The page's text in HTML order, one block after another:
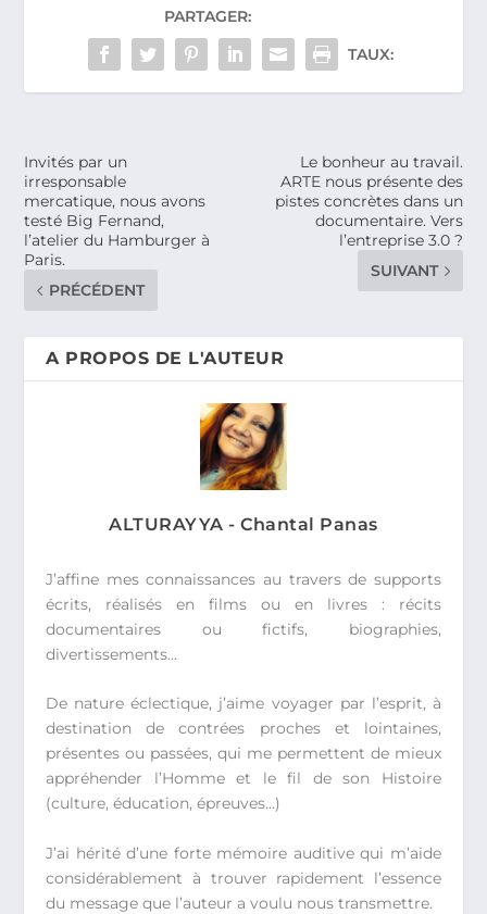
PARTAGER:
TAUX:
Invités par un
irresponsable
mercatique, nous avons
testé Big Fernand,
l’atelier du Hamburger à
Paris.
PRÉCÉDENT
Le bonheur au travail.
ARTE nous présente des
pistes concrètes dans un
documentaire. Vers
l’entreprise 3.0 ?
SUIVANT
A PROPOS DE L'AUTEUR
ALTURAYYA - Chantal Panas
J’affine mes connaissances au travers de supports
écrits, réalisés en films ou en livres : récits
documentaires ou fictifs, biographies,
divertissements…
De nature éclectique, j’aime voyager par l’esprit, à
destination de contrées proches et lointaines,
présentes ou passées, qui me permettent de mieux
appréhender l’Homme et le fil de son Histoire
(culture, éducation, épreuves…)
J’ai hérité d’une forte mémoire auditive qui m’aide
considérablement à trouver rapidement l’essence
du message que l’auteur a voulu nous transmettre.